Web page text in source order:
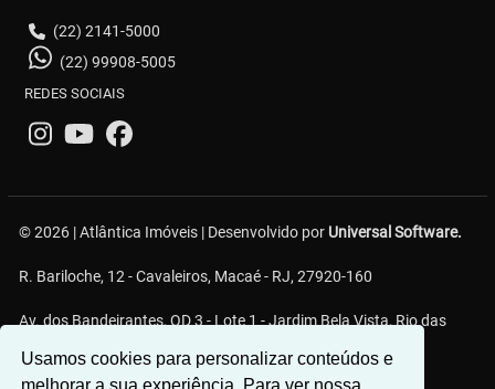
Usamos cookies para personalizar conteúdos e
melhorar a sua experiência. Para ver nossa
(22) 2141-5000
(22) 99908-5005
REDES SOCIAIS
© 2026 | Atlântica Imóveis | Desenvolvido por Universal Software.
R. Bariloche, 12 - Cavaleiros, Macaé - RJ, 27920-160
Av. dos Bandeirantes, QD 3 - Lote 1 - Jardim Bela Vista, Rio das